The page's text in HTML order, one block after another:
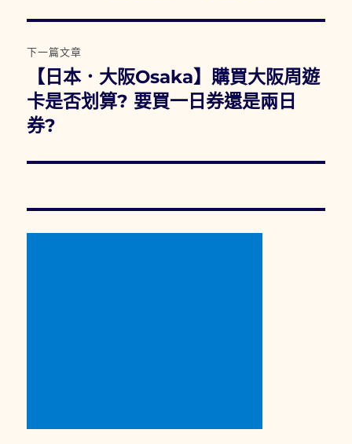
覽
文
章:
下一篇文章
一
篇
章:
【日本．大阪Osaka】購買大阪周遊
卡是否划算? 要買一日券還是兩日
券?